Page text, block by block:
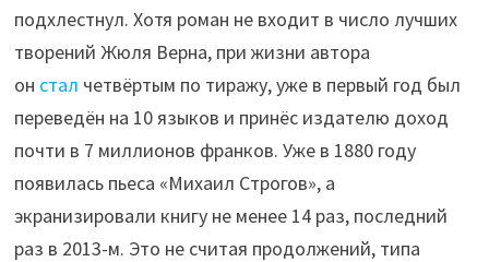
подхлестнул. Хотя роман не входит в число лучших
творений Жюля Верна, при жизни автора
он стал четвёртым по тиражу, уже в первый год был
переведён на 10 языков и принёс издателю доход
почти в 7 миллионов франков. Уже в 1880 году
появилась пьеса «Михаил Строгов», а
экранизировали книгу не менее 14 раз, последний
раз в 2013-м. Это не считая продолжений, типа